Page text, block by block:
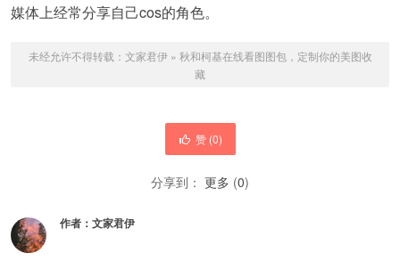
媒体上经常分享自己cos的角色。
未经允许不得转载： 文家君伊» 秋和柯基在线看图图包，定制你的美图收
藏
赞 (0)
分享到： 更多 (0)
作者： 文家君伊